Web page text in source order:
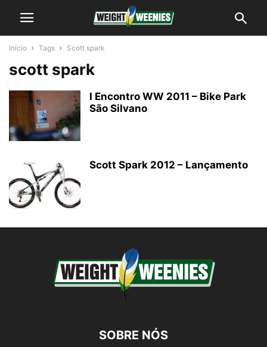
Início Tags Scott spark
scott spark
I Encontro WW 2011 – Bike Park
São Silvano
Scott Spark 2012 – Lançamento
SOBRE NÓS